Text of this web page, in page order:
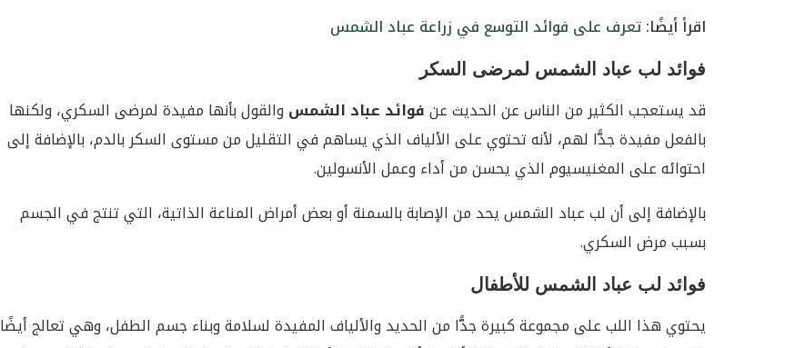
اقرأ أيضًا:تعرف على فوائد التوسع في زراعة عباد الشمس
فوائد لب عباد الشمس لمرضى السكر
قد يستعجب الكثير من الناس عن الحديث عنفوائد عباد الشمس والقول بأنها مفيدة لمرضى السكري، ولكنها
بالفعل مفيدة جدًّا لهم، لأنه تحتوي على الألياف الذي يساهم في التقليل من مستوى السكر بالدم، بالإضافة إلى
احتوائه على المغنيسيوم الذي يحسن من أداء وعمل الأنسولين.
بالإضافة إلى أن لب عباد الشمس يحد من الإصابة بالسمنة أو بعض أمراض المناعة الذاتية، التي تنتج في الجسم
بسبب مرض السكري.
فوائد لب عباد الشمس للأطفال
يحتوي هذا اللب على مجموعة كبيرة جدًّا من الحديد والألياف المفيدة لسلامة وبناء جسم الطفل، وهي تعالج أيضًا